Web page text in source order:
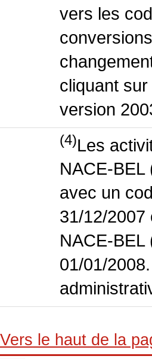
vers les
cliquant
version
(4)Les
NACE-
avec un
31/12/2007
NACE-
01/01/
Vers le haut de la